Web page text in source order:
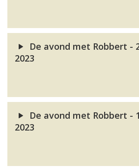
De avond met Robbert -
2023
De avond met Robbert -
2023